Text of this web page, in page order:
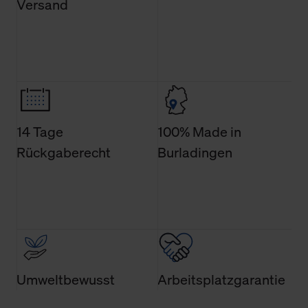
Versand
14 Tage
Rückgaberecht
100% Made in
Burladingen
Umweltbewusst Arbeitsplatzgarantie